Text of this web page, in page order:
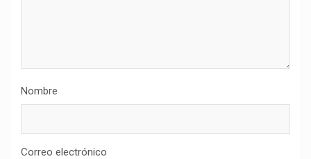
Nombre
Correo electrónico